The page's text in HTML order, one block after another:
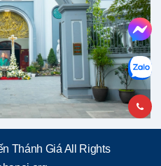
Thánh Giá All Rights